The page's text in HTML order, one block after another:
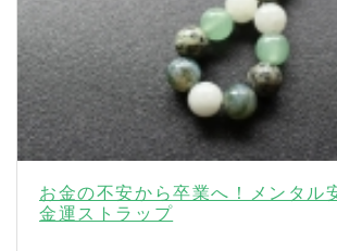
お金の不安から卒業へ！メンタル
金運ストラップ